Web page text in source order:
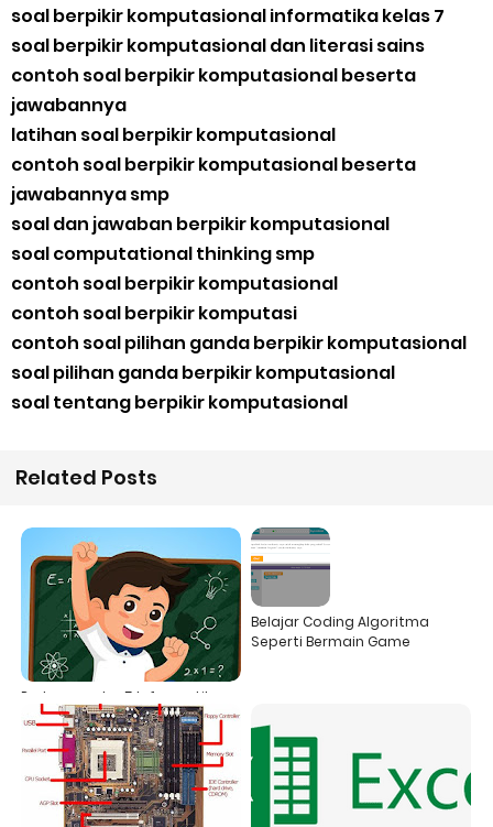
soal berpikir komputasional informatika kelas 7
soal berpikir komputasional dan literasi sains
contoh soal berpikir komputasional beserta
jawabannya
latihan soal berpikir komputasional
contoh soal berpikir komputasional beserta
jawabannya smp
soal dan jawaban berpikir komputasional
soal computational thinking smp
contoh soal berpikir komputasional
contoh soal berpikir komputasi
contoh soal pilihan ganda berpikir komputasional
soal pilihan ganda berpikir komputasional
soal tentang berpikir komputasional
Related Posts
Pertemuan ke-5 Informatika
Kelas 7 Ulangan Harian
Belajar Coding Algoritma
Seperti Bermain Game